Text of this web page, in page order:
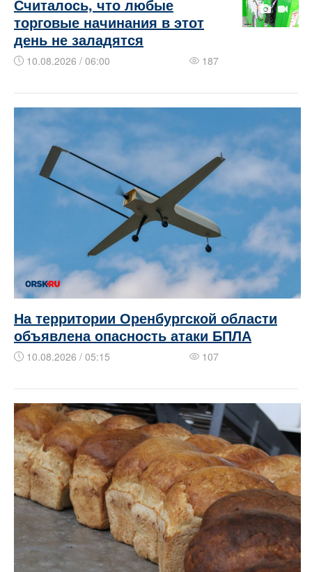
​​​​Считалось, что любые
торговые начинания в этот
день не заладятся
10.08.2026 / 06:00 187
На территории Оренбургской области
объявлена опасность атаки БПЛА
10.08.2026 / 05:15 107